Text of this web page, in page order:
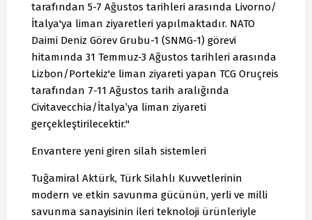
tarafından 5-7 Ağustos tarihleri arasında Livorno/
İtalya'ya liman ziyaretleri yapılmaktadır. NATO
Daimi Deniz Görev Grubu-1 (SNMG-1) görevi
hitamında 31 Temmuz-3 Ağustos tarihleri arasında
Lizbon/Portekiz'e liman ziyareti yapan TCG Oruçreis
tarafından 7-11 Ağustos tarih aralığında
Civitavecchia/İtalya’ya liman ziyareti
gerçekleştirilecektir."
Envantere yeni giren silah sistemleri
Tuğamiral Aktürk, Türk Silahlı Kuvvetlerinin
modern ve etkin savunma gücünün, yerli ve milli
savunma sanayisinin ileri teknoloji ürünleriyle